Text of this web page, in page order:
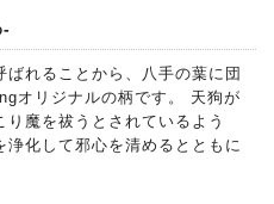
-
れることから、八手の葉に団
オリジナルの柄です。 天狗が
魔を祓うとされているよう
化して邪心を清めるとともに